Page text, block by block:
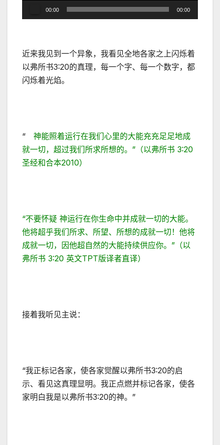
频
器
00:00 00:00
近来我见到一个异象，我看见全地各家之上闪烁着
以弗所书3:20的真理，每一个字、每一个数字，都
闪烁着光焰。
“ 神能照着运行在我们心里的大能充充足足地成
就一切，超过我们所求所想的。”（以弗所书 3:20
圣经和合本2010）
“不要怀疑 神运行在你生命中并成就一切的大能。
他将超乎我们所求、所望、所想的成就一切！他将
成就一切，因他超自然的大能持续供应你。”（以
弗所书 3:20 英文TPT版译者直译）
接着我听见主说：
“我正标记各家，使各家觉醒以弗所书3:20的启
示、看见这真理显明。我正点燃并标记各家，使各
家明白我是以弗所书3:20的神。”